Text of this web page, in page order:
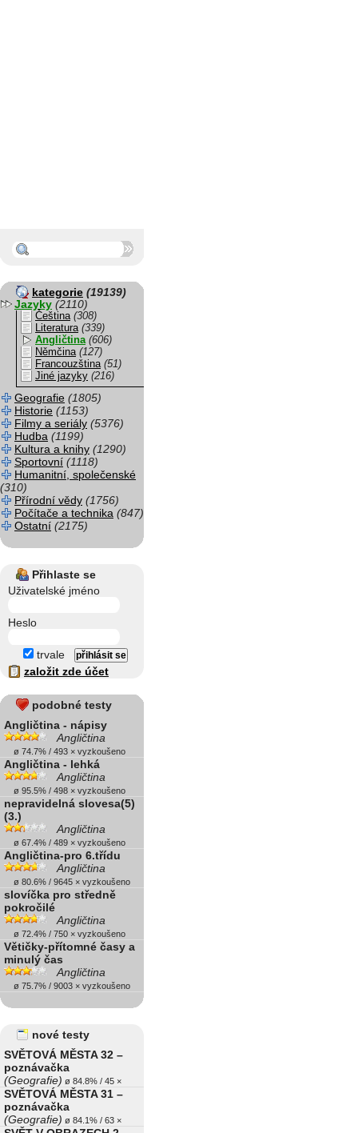
kategorie (19139)
Jazyky (2110)
Čeština (308)
Literatura (339)
Angličtina (606)
Němčina (127)
Francouzština (51)
Jiné jazyky (216)
Geografie (1805)
Historie (1153)
Filmy a seriály (5376)
Hudba (1199)
Kultura a knihy (1290)
Sportovní (1118)
Humanitní, společenské
(310)
Přírodní vědy (1756)
Počítače a technika (847)
Ostatní (2175)
Přihlaste se
Uživatelské jméno
Heslo
trvale
založit zde účet
podobné testy
Angličtina - nápisy
Angličtina
ø 74.7% / 493 × vyzkoušeno
Angličtina - lehká
Angličtina
ø 95.5% / 498 × vyzkoušeno
nepravidelná slovesa(5)
(3.)
Angličtina
ø 67.4% / 489 × vyzkoušeno
Angličtina-pro 6.třídu
Angličtina
ø 80.6% / 9645 × vyzkoušeno
slovíčka pro středně
pokročilé
Angličtina
ø 72.4% / 750 × vyzkoušeno
Větičky-přítomné časy a
minulý čas
Angličtina
ø 75.7% / 9003 × vyzkoušeno
nové testy
SVĚTOVÁ MĚSTA 32 –
poznávačka
(Geografie) ø 84.8% / 45 ×
SVĚTOVÁ MĚSTA 31 –
poznávačka
(Geografie) ø 84.1% / 63 ×